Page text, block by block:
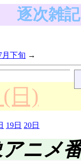
逐次雑
月下旬
日)
19日 20日
ニメ